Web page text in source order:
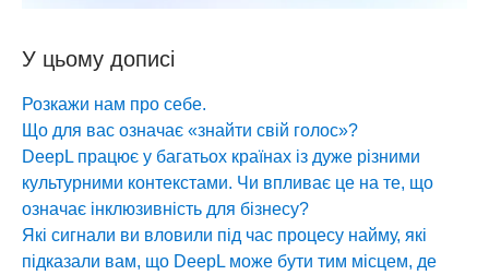
У цьому дописі
Розкажи нам про себе.
Що для вас означає «знайти свій голос»?
DeepL працює у багатьох країнах із дуже різними
культурними контекстами. Чи впливає це на те, що
означає інклюзивність для бізнесу?
Які сигнали ви вловили під час процесу найму, які
підказали вам, що DeepL може бути тим місцем, де